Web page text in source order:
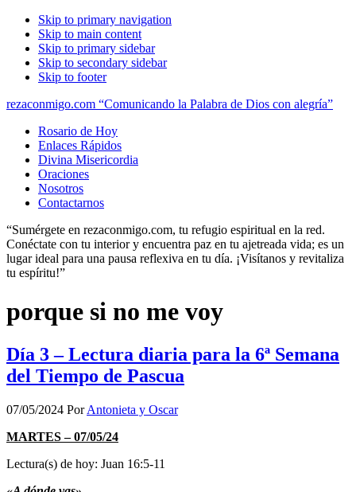
Skip to primary navigation
Skip to main content
Skip to primary sidebar
Skip to secondary sidebar
Skip to footer
rezaconmigo.com “Comunicando la Palabra de Dios con alegría”
Rosario de Hoy
Enlaces Rápidos
Divina Misericordia
Oraciones
Nosotros
Contactarnos
“Sumérgete en rezaconmigo.com, tu refugio espiritual en la red.
Conéctate con tu interior y encuentra paz en tu ajetreada vida; es un
lugar ideal para una pausa reflexiva en tu día. ¡Visítanos y revitaliza
tu espíritu!”
porque si no me voy
Día 3 – Lectura diaria para la 6ª Semana
del Tiempo de Pascua
07/05/2024 PorAntonieta y Oscar
MARTES – 07/05/24
Lectura(s) de hoy: Juan 16:5-11